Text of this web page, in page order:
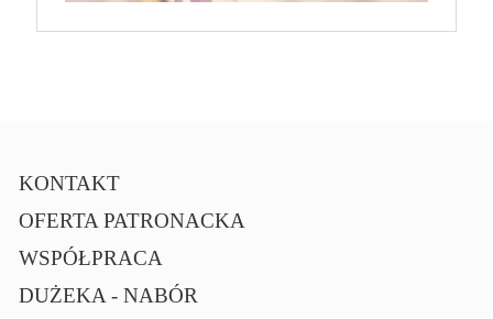
KONTAKT
OFERTA PATRONACKA
WSPÓŁPRACA
DUŻEKA - NABÓR